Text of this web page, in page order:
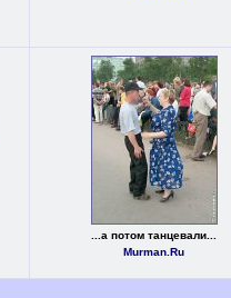
...а потом танцевали...
Murman.Ru